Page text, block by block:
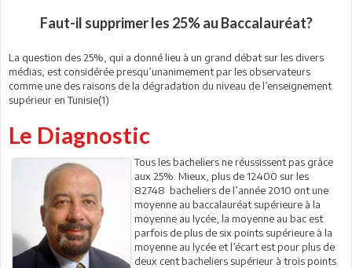
Faut-il supprimer les 25% au Baccalauréat?
La question des 25%, qui a donné lieu à un grand débat sur les divers
médias, est considérée presqu’unanimement par les observateurs
comme une des raisons de la dégradation du niveau de l’enseignement
supérieur en Tunisie(1)
Le Diagnostic
Tous les bacheliers ne réussissent pas grâce
aux 25%. Mieux, plus de 12400 sur les
82748 bacheliers de l’année 2010 ont une
moyenne au baccalauréat supérieure à la
moyenne au lycée, la moyenne au bac est
parfois de plus de six points supérieure à la
moyenne au lycée et l’écart est pour plus de
deux cent bacheliers supérieur à trois points.